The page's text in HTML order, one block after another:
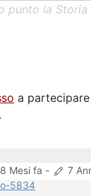
punto la Storia
a
Mesi fa - 7
5834